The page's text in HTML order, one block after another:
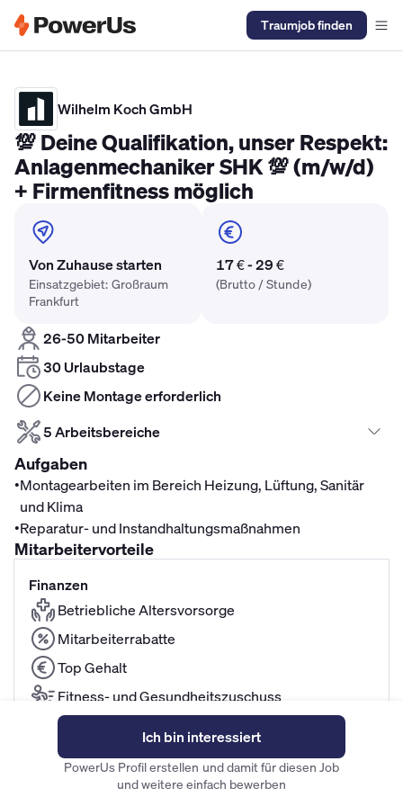
Traumjob finden
Wilhelm Koch GmbH
💯 Deine Qualifikation, unser Respekt:
Anlagenmechaniker SHK 💯 (m/w/d)
+ Firmenfitness möglich
Von Zuhause starten
Einsatzgebiet: Großraum
Frankfurt
17 € - 29 €
(Brutto / Stunde)
26-50 Mitarbeiter
30 Urlaubstage
Keine Montage erforderlich
5 Arbeitsbereiche
Aufgaben
•Montagearbeiten im Bereich Heizung, Lüftung, Sanitär
und Klima
•Reparatur- und Instandhaltungsmaßnahmen
Mitarbeitervorteile
Finanzen
Betriebliche Altersvorsorge
Mitarbeiterrabatte
Top Gehalt
Fitness- und Gesundheitszuschuss
Kita-Zuschuss
Fahrradleasing
Ich bin interessiert
PowerUs Profil erstellen und damit für diesen Job
und weitere einfach bewerben